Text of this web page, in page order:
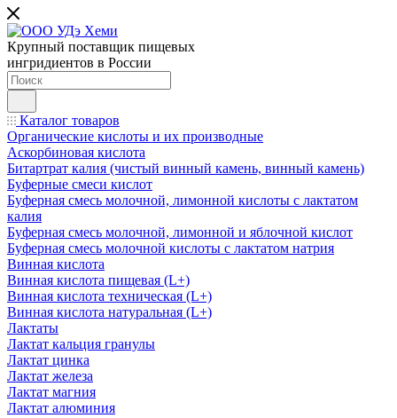
Крупный поставщик пищевых
ингридиентов в России
Каталог товаров
Органические кислоты и их производные
Аскорбиновая кислота
Битартрат калия (чистый винный камень, винный камень)
Буферные смеси кислот
Буферная смесь молочной, лимонной кислоты с лактатом
калия
Буферная смесь молочной, лимонной и яблочной кислот
Буферная смесь молочной кислоты с лактатом натрия
Винная кислота
Винная кислота пищевая (L+)
Винная кислота техническая (L+)
Винная кислота натуральная (L+)
Лактаты
Лактат кальция гранулы
Лактат цинка
Лактат железа
Лактат магния
Лактат алюминия